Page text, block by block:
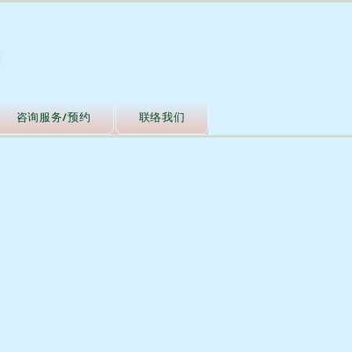
咨询服务/预约 联络我们